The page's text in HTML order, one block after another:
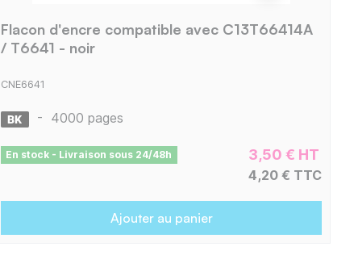
Flacon d'encre compatible avec C13T66414A
/ T6641 - noir
CNE6641
- 4000 pages
En stock - Livraison sous 24/48h 3,50 € HT
4,20 € TTC
Ajouter au panier